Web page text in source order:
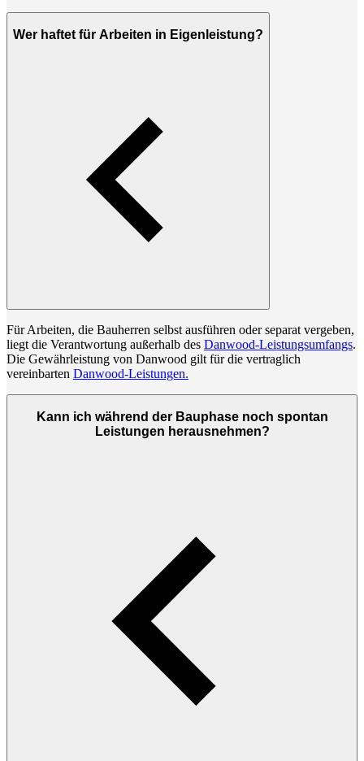
Wer haftet für Arbeiten in Eigenleistung?
Für Arbeiten, die Bauherren selbst ausführen oder separat vergeben,
liegt die Verantwortung außerhalb des Danwood-Leistungsumfangs.
Die Gewährleistung von Danwood gilt für die vertraglich
vereinbarten Danwood-Leistungen.
Kann ich während der Bauphase noch spontan
Leistungen herausnehmen?